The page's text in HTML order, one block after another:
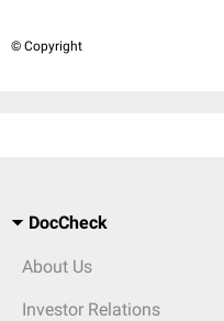
© Copyright
DocCheck
About Us
Investor Relations